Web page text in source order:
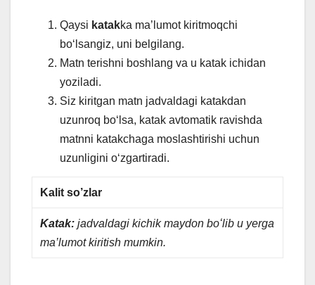
Qaysi katakka ma’lumot kiritmoqchi
bo‘lsangiz, uni belgilang.
Matn terishni boshlang va u katak ichidan
yoziladi.
Siz kiritgan matn jadvaldagi katakdan
uzunroq boʻlsa, katak avtomatik ravishda
matnni katakchaga moslashtirishi uchun
uzunligini oʻzgartiradi.
Kalit so’zlar
Katak:jadvaldagi kichik maydon boʻlib u yerga
ma’lumot kiritish mumkin.